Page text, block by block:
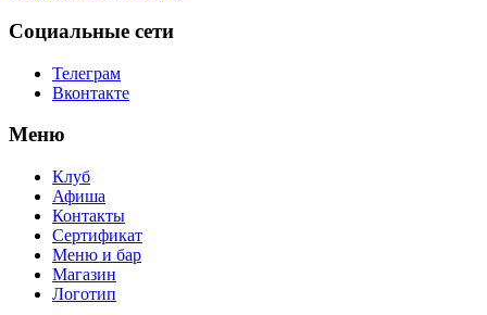
Социальные сети
Телеграм
Вконтакте
Меню
Клуб
Афиша
Контакты
Сертификат
Меню и бар
Магазин
Логотип